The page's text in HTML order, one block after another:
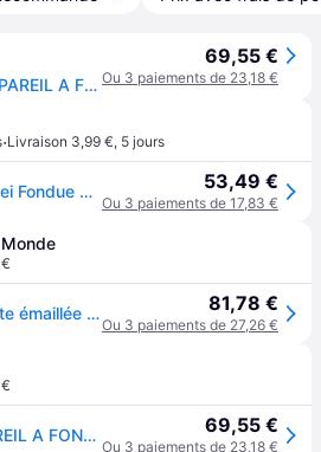
KITCHEN CRAFT APPAREIL A FONDUE EN EMAIL AVEC 6 FOURCHETTES CREME
69,55 €
Ou 3 paiements de 23,18 €
·Livraison 3,99 €, 5 jours
Masterclass Kcfonduebei Fondue 6 Persons Beige One Size / EU Plug 220V 53,49 €
Ou 3 paiements de 17,83 €
Service à fondue en fonte émaillée crème 81,78 €
Ou 3 paiements de 27,26 €
KITCHEN CRAFT APPAREIL A FONDUE EN EMAIL AVEC 6 FOURCHETTES CREME 69,55 €
Ou 3 paiements de 23,18 €